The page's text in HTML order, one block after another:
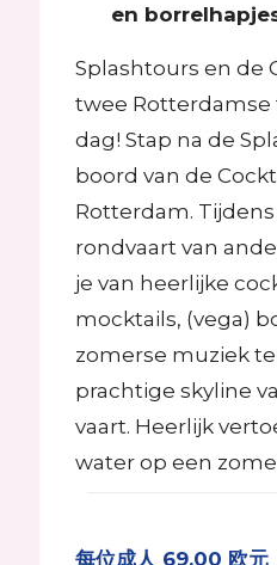
en
Splashtours en de
twee Rotterdamse
dag! Stap na de
boord van de
Rotterdam.
rondvaart van
je van heerlijke
mocktails, (vega)
zomerse muziek
prachtige skyline
vaart. Heerlijk
water op een
每位成人 69.00 欧元